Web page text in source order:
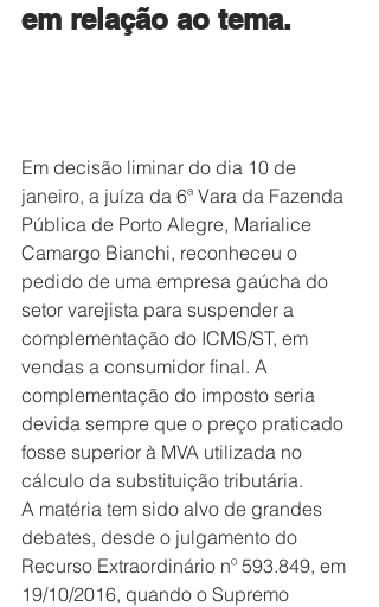
em relação ao tema.
Em decisão liminar do dia 10 de
janeiro, a juíza da 6ª Vara da Fazenda
Pública de Porto Alegre, Marialice
Camargo Bianchi, reconheceu o
pedido de uma empresa gaúcha do
setor varejista para suspender a
complementação do ICMS/ST, em
vendas a consumidor final. A
complementação do imposto seria
devida sempre que o preço praticado
fosse superior à MVA utilizada no
cálculo da substituição tributária.
A matéria tem sido alvo de grandes
debates, desde o julgamento do
Recurso Extraordinário nº 593.849, em
19/10/2016, quando o Supremo